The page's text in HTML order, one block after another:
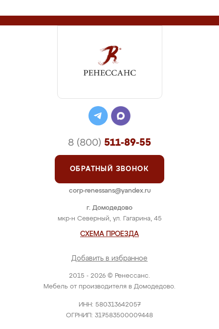
2015 - 2026 © Ренессанс.
Мебель от производителя в Домодедово.
ИНН: 580313642057
ОГРНИП: 317583500009448
г. Домодедово
мкр-н Северный, ул. Гагарина, 45
СХЕМА ПРОЕЗДА
Добавить в избранное
8 (800) 511-89-55
ОБРАТНЫЙ ЗВОНОК
corp-renessans@yandex.ru